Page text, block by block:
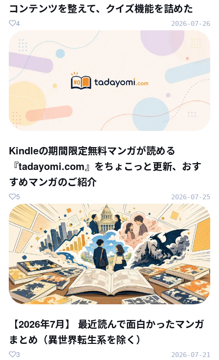
コンテンツを整えて、クイズ機能を詰めた
2026-07-26
4
Kindleの期間限定無料マンガが読める
『tadayomi.com』をちょこっと更新、おす
すめマンガのご紹介
2026-07-25
5
【2026年7月】 最近読んで面白かったマンガ
まとめ（異世界転生系を除く）
2026-07-21
3